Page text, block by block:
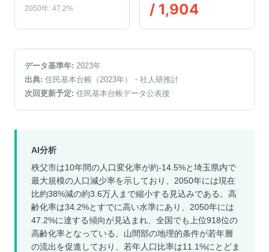
2050年: 47.2%
/ 1,904
データ基準年: 2023年
出典: 住民基本台帳（2023年）
・社人研推計
次回更新予定: 住民基本台帳データ公表後
AI分析
秩父市は10年間の人口変化率が約-14.5%と埼玉県内で
最大規模の人口減少率を示しており、2050年には現在
比約38%減の約3.6万人まで縮小する見込みである。高
齢化率は34.2%とすでに高い水準にあり、2050年には
47.2%に達する傾向が見込まれ、全国でも上位918位の
高齢化率となっている。山間部の地理的条件が若年層
の流出を促進しており、若年人口比率は11.1%にとどま